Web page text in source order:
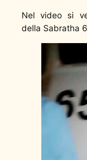
Nel video si
della Sabratha